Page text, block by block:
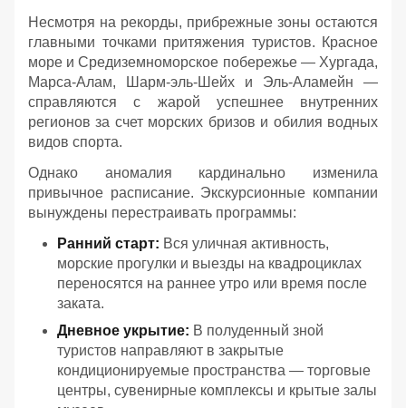
Несмотря на рекорды, прибрежные зоны остаются
главными точками притяжения туристов. Красное
море и Средиземноморское побережье — Хургада,
Марса-Алам, Шарм-эль-Шейх и Эль-Аламейн —
справляются с жарой успешнее внутренних
регионов за счет морских бризов и обилия водных
видов спорта.
Однако аномалия кардинально изменила
привычное расписание. Экскурсионные компании
вынуждены перестраивать программы:
Ранний старт: Вся уличная активность,
морские прогулки и выезды на квадроциклах
переносятся на раннее утро или время после
заката.
Дневное укрытие: В полуденный зной
туристов направляют в закрытые
кондиционируемые пространства — торговые
центры, сувенирные комплексы и крытые залы